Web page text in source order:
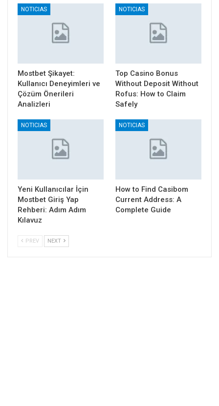
NOTICIAS
Mostbet Şikayet:
Kullanıcı Deneyimleri ve
Çözüm Önerileri
Analizleri
NOTICIAS
Top Casino Bonus
Without Deposit Without
Rofus: How to Claim
Safely
NOTICIAS
Yeni Kullanıcılar İçin
Mostbet Giriş Yap
Rehberi: Adım Adım
Kılavuz
NOTICIAS
How to Find Casibom
Current Address: A
Complete Guide
PREV NEXT